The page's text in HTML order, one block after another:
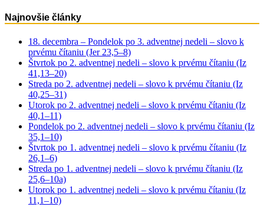
Najnovšie články
18. decembra – Pondelok po 3. adventnej nedeli – slovo k
prvému čítaniu (Jer 23,5–8)
Štvrtok po 2. adventnej nedeli – slovo k prvému čítaniu (Iz
41,13–20)
Streda po 2. adventnej nedeli – slovo k prvému čítaniu (Iz
40,25–31)
Utorok po 2. adventnej nedeli – slovo k prvému čítaniu (Iz
40,1–11)
Pondelok po 2. adventnej nedeli – slovo k prvému čítaniu (Iz
35,1–10)
Štvrtok po 1. adventnej nedeli – slovo k prvému čítaniu (Iz
26,1–6)
Streda po 1. adventnej nedeli – slovo k prvému čítaniu (Iz
25,6–10a)
Utorok po 1. adventnej nedeli – slovo k prvému čítaniu (Iz
11,1–10)